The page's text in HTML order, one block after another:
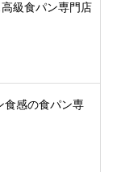
級食パン専門店
⾷感の⾷パン専